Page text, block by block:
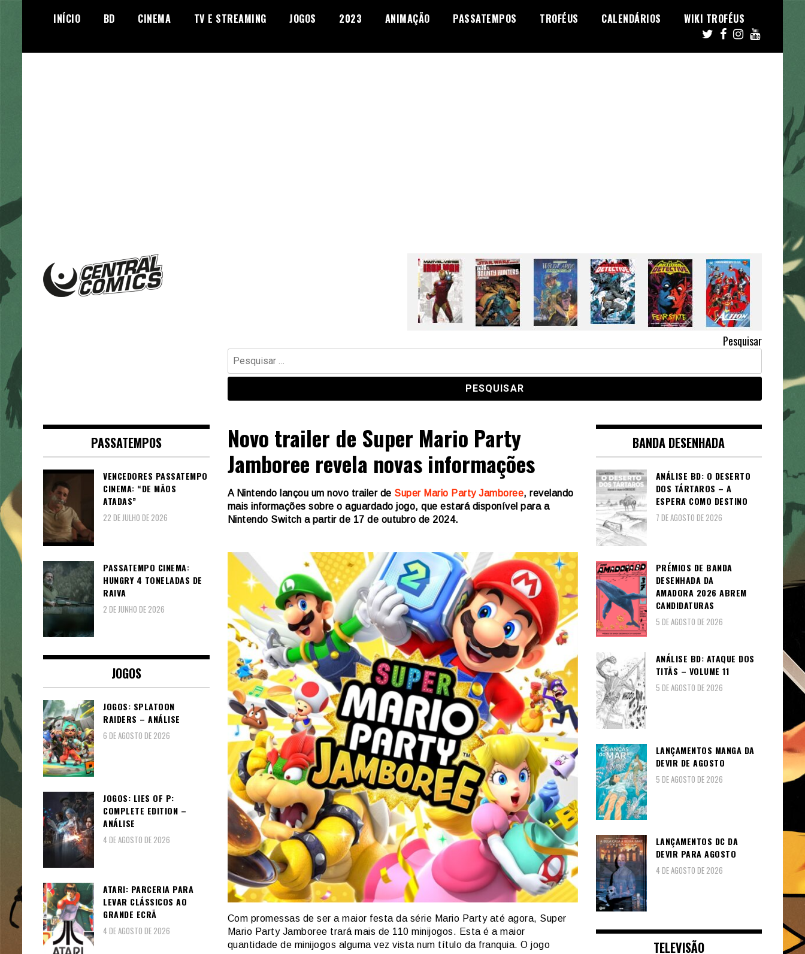
INÍCIO BD CINEMA TV E STREAMING JOGOS 2023 ANIMAÇÃO PASSATEMPOS TROFÉUS CALENDÁRIOS WIKI TROFÉUS
Pesquisar
Pesquisar
por:
Novo trailer de Super Mario Party
Jamboree revela novas informações
A Nintendo lançou um novo trailer de Super Mario Party Jamboree, revelando
mais informações sobre o aguardado jogo, que estará disponível para a
Nintendo Switch a partir de 17 de outubro de 2024.
Com promessas de ser a maior festa da série Mario Party até agora, Super
Mario Party Jamboree trará mais de 110 minijogos. Esta é a maior
quantidade de minijogos alguma vez vista num título da franquia. O jogo
PASSATEMPOS
VENCEDORES PASSATEMPO
CINEMA: “DE MÃOS
ATADAS”
22 DE JULHO DE 2026
PASSATEMPO CINEMA:
HUNGRY 4 TONELADAS DE
RAIVA
2 DE JUNHO DE 2026
JOGOS
JOGOS: SPLATOON
RAIDERS – ANÁLISE
6 DE AGOSTO DE 2026
JOGOS: LIES OF P:
COMPLETE EDITION –
ANÁLISE
4 DE AGOSTO DE 2026
ATARI: PARCERIA PARA
LEVAR CLÁSSICOS AO
GRANDE ECRÃ
4 DE AGOSTO DE 2026
BANDA DESENHADA
ANÁLISE BD: O DESERTO
DOS TÁRTAROS – A
ESPERA COMO DESTINO
7 DE AGOSTO DE 2026
PRÉMIOS DE BANDA
DESENHADA DA
AMADORA 2026 ABREM
CANDIDATURAS
5 DE AGOSTO DE 2026
ANÁLISE BD: ATAQUE DOS
TITÃS – VOLUME 11
5 DE AGOSTO DE 2026
LANÇAMENTOS MANGA DA
DEVIR DE AGOSTO
5 DE AGOSTO DE 2026
LANÇAMENTOS DC DA
DEVIR PARA AGOSTO
4 DE AGOSTO DE 2026
TELEVISÃO